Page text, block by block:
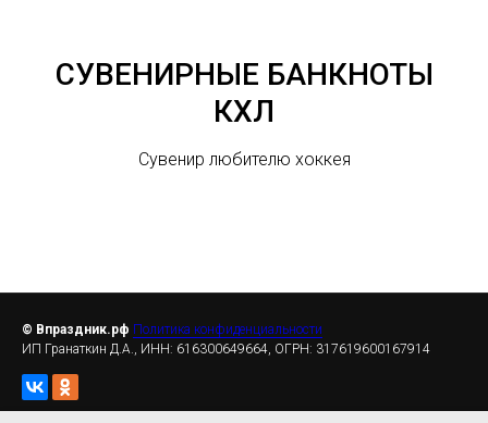
СУВЕНИРНЫЕ БАНКНОТЫ
КХЛ
Сувенир любителю хоккея
© Впраздник.рф Политика конфиденциальности
ИП Гранаткин Д.А., ИНН: 616300649664, ОГРН: 317619600167914